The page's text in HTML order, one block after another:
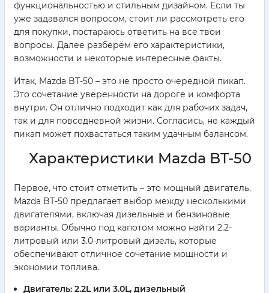
функциональностью и стильным дизайном. Если ты
уже задавался вопросом, стоит ли рассмотреть его
для покупки, постараюсь ответить на все твои
вопросы. Далее разберём его характеристики,
возможности и некоторые интересные факты.
Итак, Mazda BT-50 – это не просто очередной пикап.
Это сочетание уверенности на дороге и комфорта
внутри. Он отлично подходит как для рабочих задач,
так и для повседневной жизни. Согласись, не каждый
пикап может похвастаться таким удачным балансом.
Характеристики Mazda BT-50
Первое, что стоит отметить – это мощный двигатель.
Mazda BT-50 предлагает выбор между несколькими
двигателями, включая дизельные и бензиновые
варианты. Обычно под капотом можно найти 2.2-
литровый или 3.0-литровый дизель, которые
обеспечивают отличное сочетание мощности и
экономии топлива.
Двигатель: 2.2L или 3.0L, дизельный